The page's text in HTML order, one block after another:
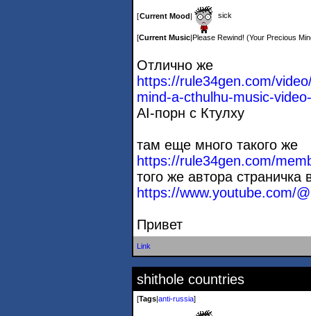
[Current Mood sick
[Current Music Please Rewind! (Your Precious
Отлично же
https://rule34gen.com/
mind-a-cthulhu-music-
AI-порн с Ктулху
там еще много такого же
https://rule34gen.com/
того же автора
https://www.youtube.com/
Привет
Link
shithole countries
[Tags|anti-russia]